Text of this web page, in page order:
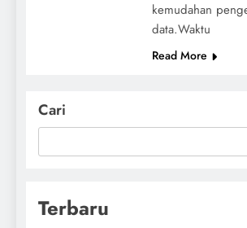
kemudahan
data.Waktu
Read More
Cari
Terbaru